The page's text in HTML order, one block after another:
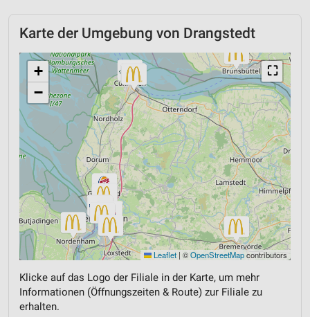
Karte der Umgebung von Drangstedt
⛶
+
−
Leaflet | ©OpenStreetMapcontributors
Klicke auf das Logo der Filiale in der Karte, um mehr
Informationen (Öffnungszeiten & Route) zur Filiale zu
erhalten.